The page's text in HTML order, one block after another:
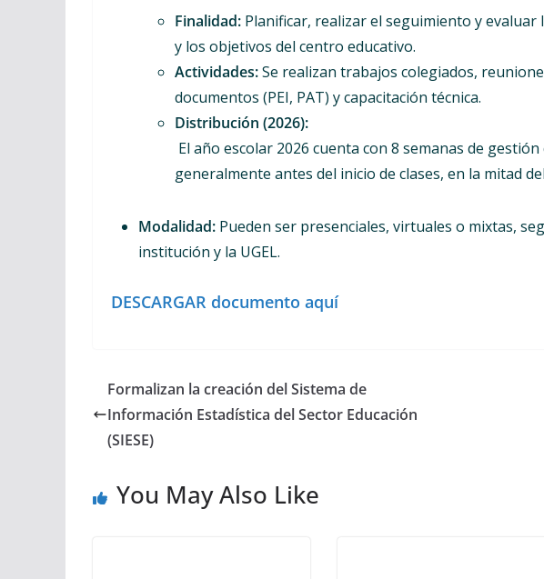
Finalidad: Planificar, realizar el seguimiento y
y los objetivos del centro educativo.
Actividades:Se realizan trabajos colegiados,
documentos (PEI, PAT) y capacitación técnica.
Distribución (2026):
El año escolar 2026 cuenta con 8 semanas de
generalmente antes del inicio de clases, en la mitad
Modalidad: Pueden ser presenciales, virtuales o mixtas,
institución y la UGEL.
DESCARGAR documento aquí
Formalizan la creación del Sistema de
Información Estadística del Sector Educación
(SIESE)
You May Also Like